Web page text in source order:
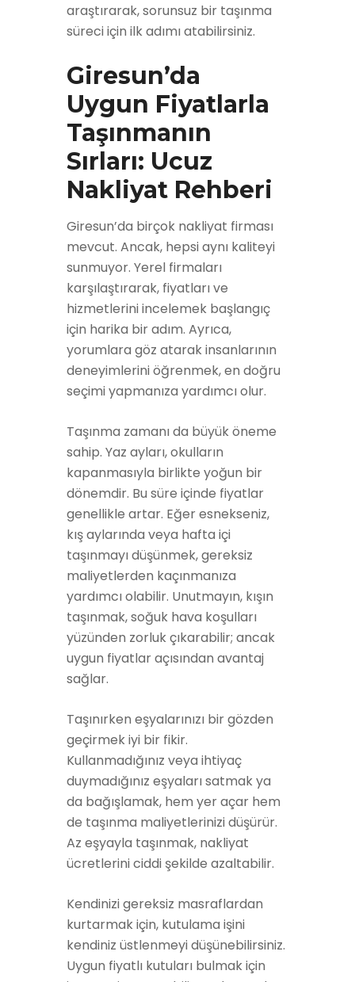
araştırarak, sorunsuz bir taşınma
süreci için ilk adımı atabilirsiniz.
Giresun’da
Uygun Fiyatlarla
Taşınmanın
Sırları: Ucuz
Nakliyat Rehberi
Giresun’da birçok nakliyat firması
mevcut. Ancak, hepsi aynı kaliteyi
sunmuyor. Yerel firmaları
karşılaştırarak, fiyatları ve
hizmetlerini incelemek başlangıç
için harika bir adım. Ayrıca,
yorumlara göz atarak insanlarının
deneyimlerini öğrenmek, en doğru
seçimi yapmanıza yardımcı olur.
Taşınma zamanı da büyük öneme
sahip. Yaz ayları, okulların
kapanmasıyla birlikte yoğun bir
dönemdir. Bu süre içinde fiyatlar
genellikle artar. Eğer esnekseniz,
kış aylarında veya hafta içi
taşınmayı düşünmek, gereksiz
maliyetlerden kaçınmanıza
yardımcı olabilir. Unutmayın, kışın
taşınmak, soğuk hava koşulları
yüzünden zorluk çıkarabilir; ancak
uygun fiyatlar açısından avantaj
sağlar.
Taşınırken eşyalarınızı bir gözden
geçirmek iyi bir fikir.
Kullanmadığınız veya ihtiyaç
duymadığınız eşyaları satmak ya
da bağışlamak, hem yer açar hem
de taşınma maliyetlerinizi düşürür.
Az eşyayla taşınmak, nakliyat
ücretlerini ciddi şekilde azaltabilir.
Kendinizi gereksiz masraflardan
kurtarmak için, kutulama işini
kendiniz üstlenmeyi düşünebilirsiniz.
Uygun fiyatlı kutuları bulmak için